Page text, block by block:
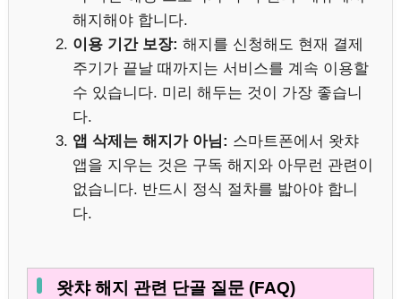
해지해야 합니다.
이용 기간 보장: 해지를 신청해도 현재 결제
주기가 끝날 때까지는 서비스를 계속 이용할
수 있습니다. 미리 해두는 것이 가장 좋습니
다.
앱 삭제는 해지가 아님: 스마트폰에서 왓챠
앱을 지우는 것은 구독 해지와 아무런 관련이
없습니다. 반드시 정식 절차를 밟아야 합니
다.
왓챠 해지 관련 단골 질문 (FAQ)